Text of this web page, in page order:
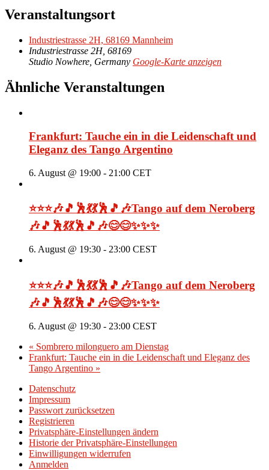
Veranstaltungsort
Industriestrasse 2H, 68169 Mannheim
Industriestrasse 2H, 68169
Studio Nowhere Germany Google-Karte anzeigen
Ähnliche Veranstaltungen
Frankfurt: Tauche ein in die Leidenschaft und
Eleganz des Tango Argentino
6. August @ 19:00 - 21:00 CET
⭐⭐⭐🎶🎵🕺💃💃🕺🎵🎶Tango auf dem Neroberg
🎶🎵🕺💃💃🕺🎵🎶😊😊✨✨✨
6. August @ 19:30 - 23:00 CEST
⭐⭐⭐🎶🎵🕺💃💃🕺🎵🎶Tango auf dem Neroberg
🎶🎵🕺💃💃🕺🎵🎶😊😊✨✨✨
6. August @ 19:30 - 23:00 CEST
« Sombrero milonguero am Dienstag
Frankfurt: Tauche ein in die Leidenschaft und Eleganz des
Tango Argentino »
Datenschutz
Impressum
Passwort zurücksetzen
Registrieren
Privatsphäre-Einstellungen ändern
Historie der Privatsphäre-Einstellungen
Einwilligungen widerrufen
Anmelden